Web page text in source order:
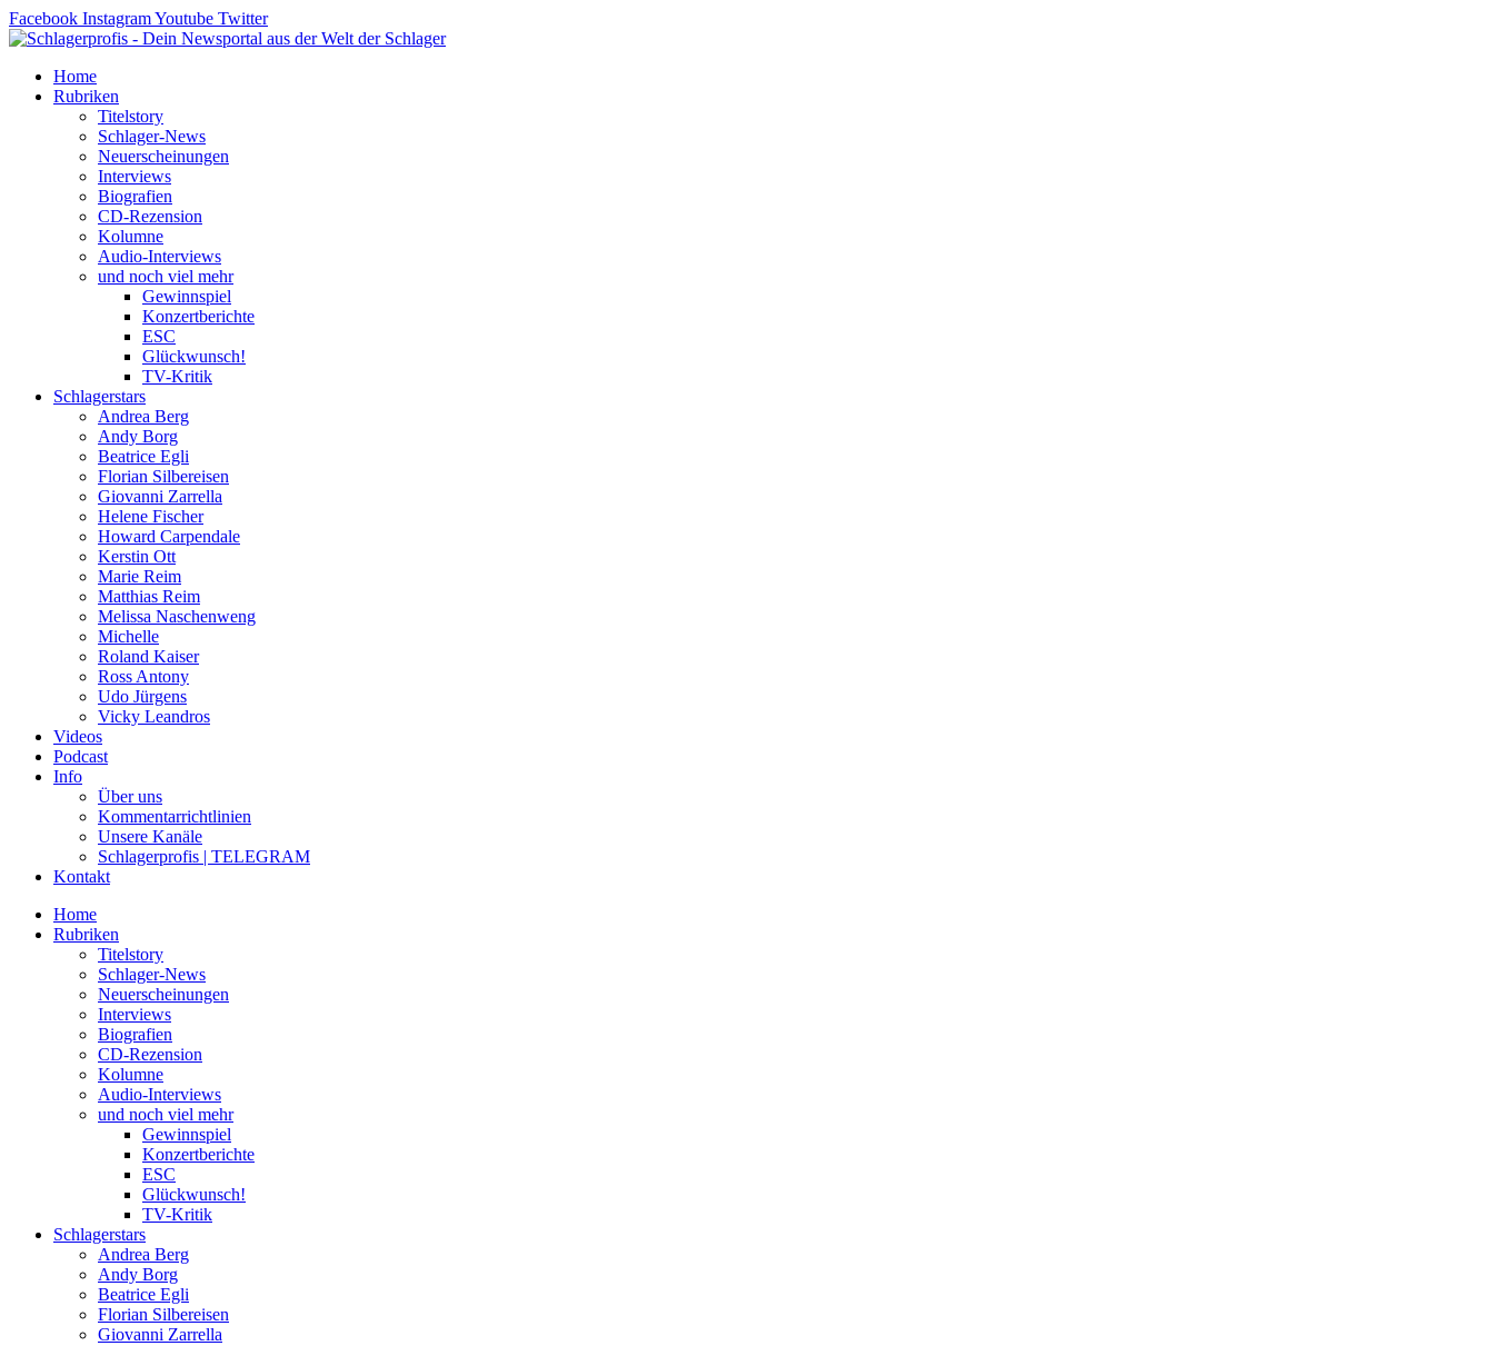
Zum
Inhalt
Facebook InstagramYoutube Twitter
Home
Rubriken
Titelstory
Schlager-News
Neuerscheinungen
Interviews
Biografien
CD-Rezension
Kolumne
Audio-Interviews
und noch viel mehr
Gewinnspiel
Konzertberichte
ESC
Glückwunsch!
TV-Kritik
Schlagerstars
Andrea Berg
Andy Borg
Beatrice Egli
Florian Silbereisen
Giovanni Zarrella
Helene Fischer
Howard Carpendale
Kerstin Ott
Marie Reim
Matthias Reim
Melissa Naschenweng
Michelle
Roland Kaiser
Ross Antony
Udo Jürgens
Vicky Leandros
Videos
Podcast
Info
Über uns
Kommentarrichtlinien
Unsere Kanäle
Schlagerprofis | TELEGRAM
Kontakt
Home
Rubriken
Titelstory
Schlager-News
Neuerscheinungen
Interviews
Biografien
CD-Rezension
Kolumne
Audio-Interviews
und noch viel mehr
Gewinnspiel
Konzertberichte
ESC
Glückwunsch!
TV-Kritik
Schlagerstars
Andrea Berg
Andy Borg
Beatrice Egli
Florian Silbereisen
Giovanni Zarrella